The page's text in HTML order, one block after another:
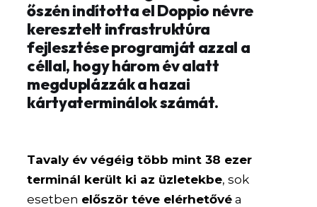
őszén indította el Doppio névre
keresztelt infrastruktúra
fejlesztése programját azzal a
céllal, hogy három év alatt
megduplázzák a hazai
kártyaterminálok számát.
Tavaly év végéig több mint 38 ezer
terminál került ki az üzletekbe, sok
esetben először téve elérhetővé a